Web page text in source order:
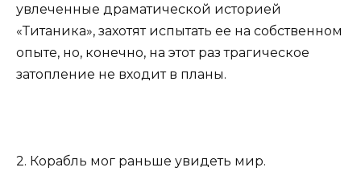
увлеченные драматической историей
«Титаника», захотят испытать ее на собственном
опыте, но, конечно, на этот раз трагическое
затопление не входит в планы.
2. Корабль мог раньше увидеть мир.